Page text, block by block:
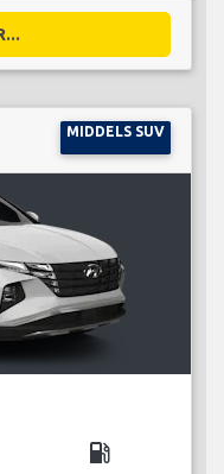
MIDDELS SUV
local_gas_station